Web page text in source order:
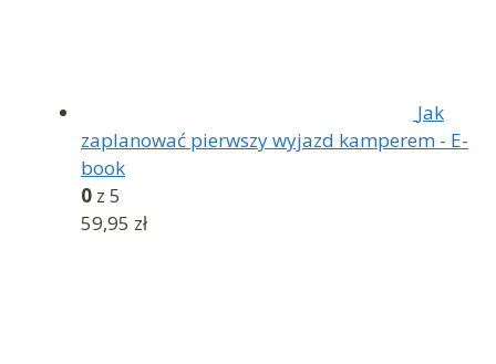
Jak
zaplanować pierwszy wyjazd kamperem - E-
book
0 z 5
59,95 zł